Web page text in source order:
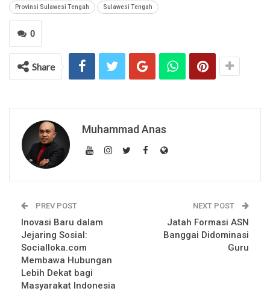
Provinsi Sulawesi Tengah Sulawesi Tengah
0
Share
Muhammad Anas
PREV POST
Inovasi Baru dalam
Jejaring Sosial:
Socialloka.com
Membawa Hubungan
Lebih Dekat bagi
Masyarakat Indonesia
NEXT POST
Jatah Formasi ASN
Banggai Didominasi
Guru